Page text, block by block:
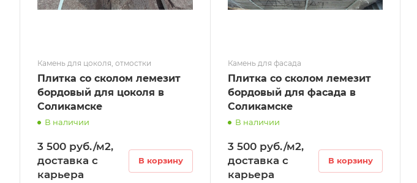
Камень для цоколя, отмостки
Плитка со сколом лемезит
бордовый для цоколя в
Соликамске
В наличии
3 500 руб./м2,
доставка с
карьера
В корзину
Камень для фасада
Плитка со сколом лемезит
бордовый для фасада в
Соликамске
В наличии
3 500 руб./м2,
доставка с
карьера
В корзину